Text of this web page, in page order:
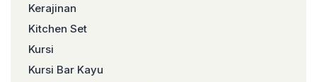
Kerajinan
Kitchen Set
Kursi
Kursi Bar Kayu